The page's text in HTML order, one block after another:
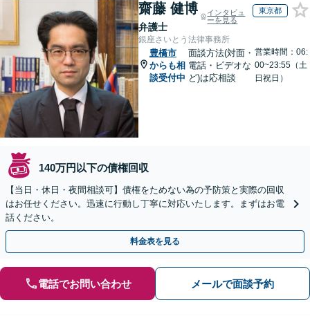
齋藤 健博
弁護士
インタビュ
ーを見る
東京都
銀座さいとう法律事務所
豊橋市
からも相
談受付中
面談方法(対面・
電話・ビデオな
ど)は応相談
営業時間：06:
00~23:55（土
日祝日）
140万円以下の債権回収
【当日・休日・夜間相談可】債権をためない為の予防策と実際の回収
はお任せください。迅速に行動し丁寧に対応いたします。まずはお電
話ください。
料金表を見る
電話でお問い合わせ メールで面談予約